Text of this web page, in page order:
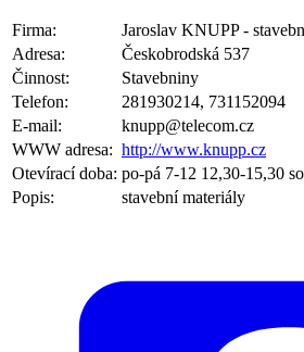
Firma:
Jaroslav KNUPP -
Adresa:
Českobrodská 537
Činnost:
Stavebniny
Telefon:
281930214, 731152094
E-mail:
knupp@telecom.cz
WWW adresa: http://www.knupp.cz
Otevírací doba: po-pá 7-12 12,30-15,30
Popis:
stavební materiály